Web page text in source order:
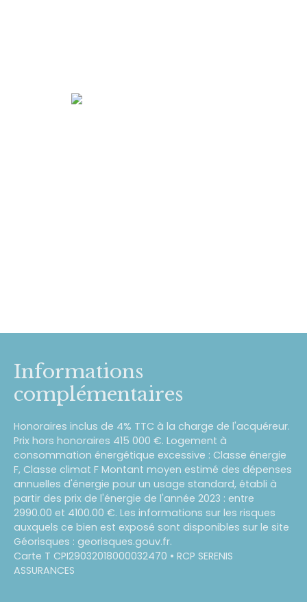
Informations
complémentaires
Honoraires inclus de 4% TTC à la charge de l'acquéreur.
Prix hors honoraires 415 000 €. Logement à
consommation énergétique excessive : Classe énergie
F, Classe climat F Montant moyen estimé des dépenses
annuelles d'énergie pour un usage standard, établi à
partir des prix de l'énergie de l'année 2023 : entre
2990.00 et 4100.00 €. Les informations sur les risques
auxquels ce bien est exposé sont disponibles sur le site
Géorisques : georisques.gouv.fr.
Carte T CPI29032018000032470 • RCP SERENIS
ASSURANCES